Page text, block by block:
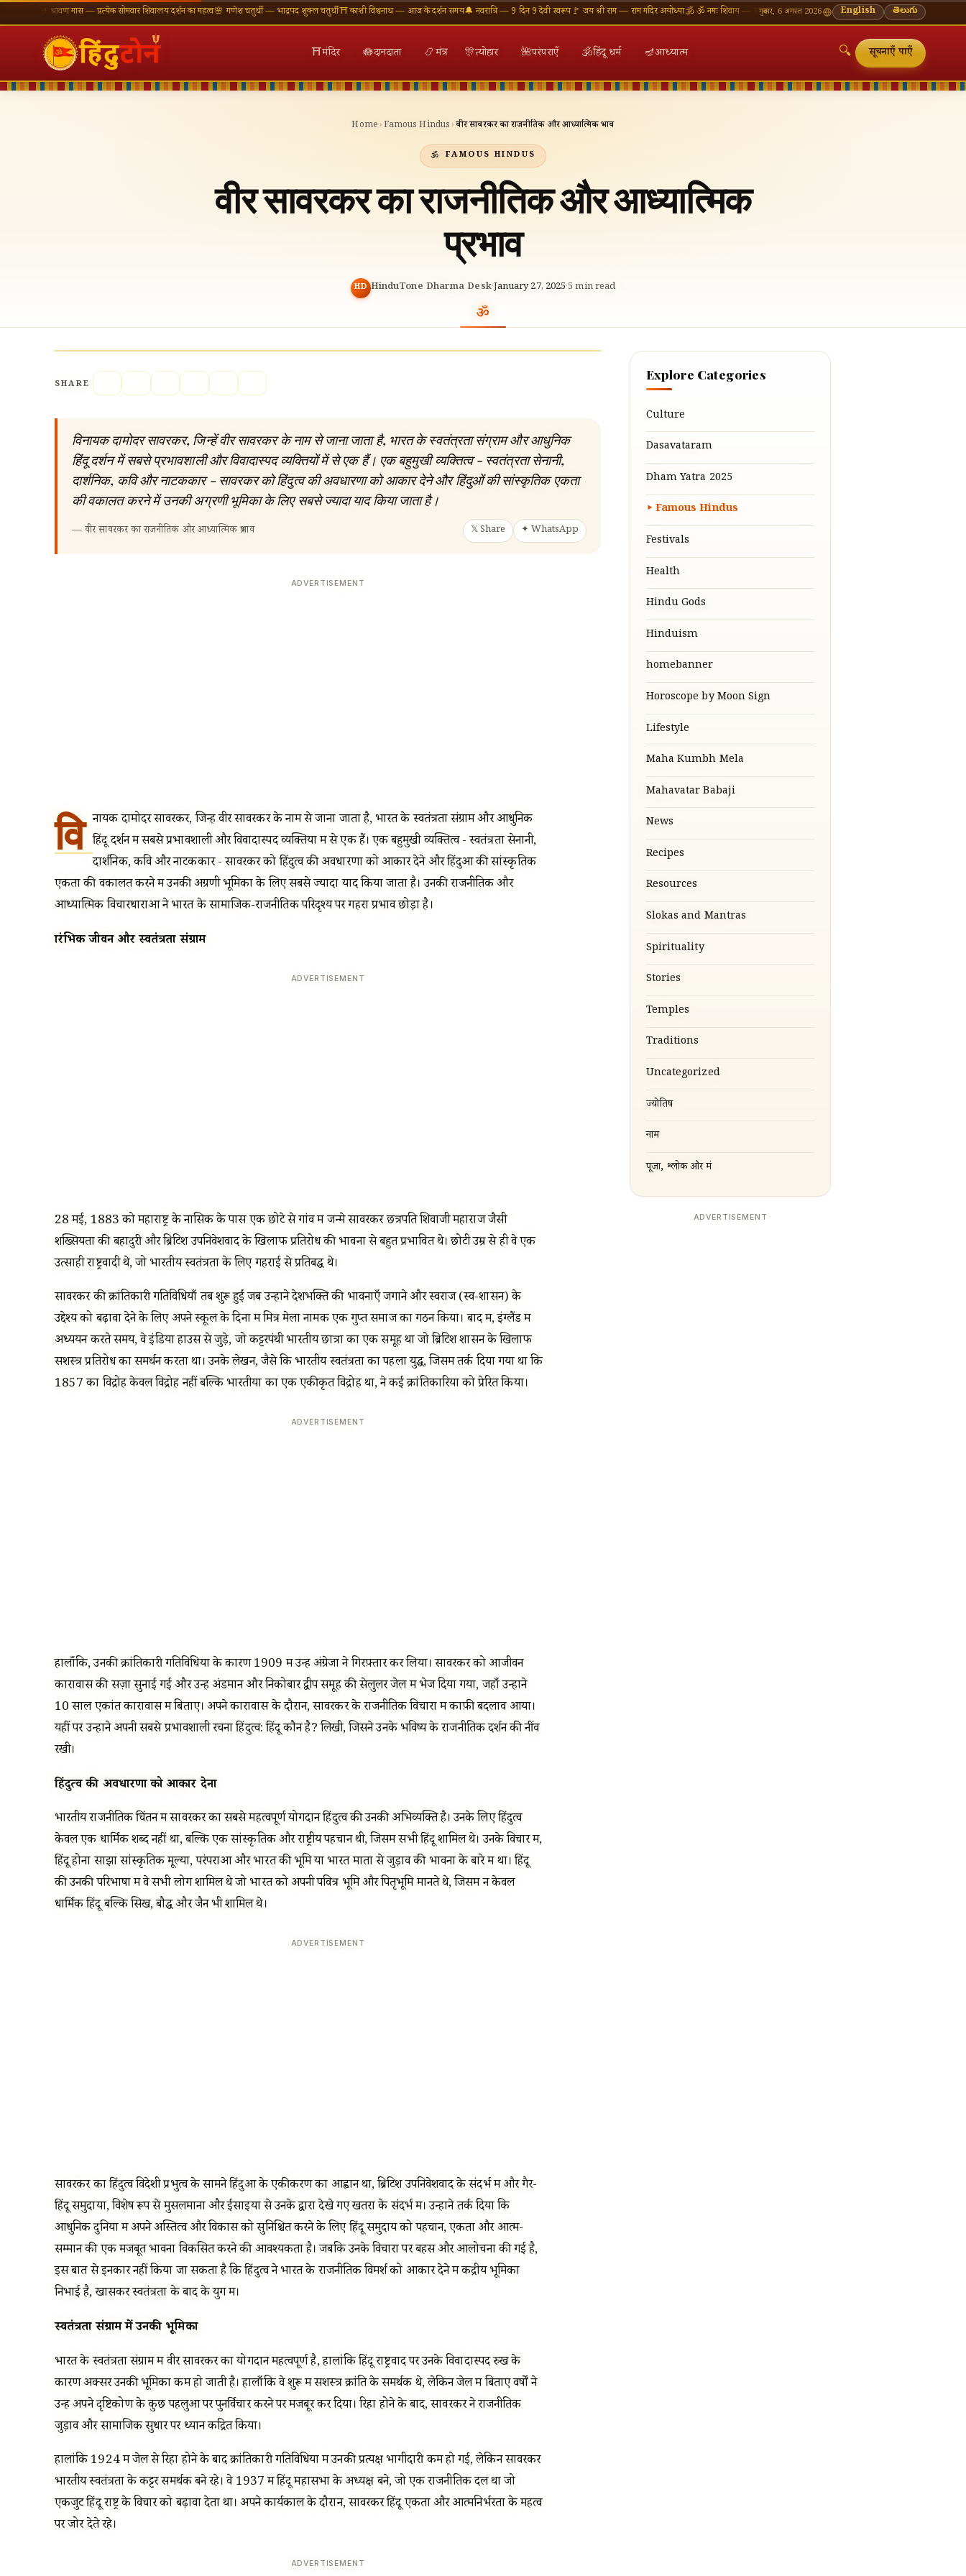
श्रावण मास — प्रत्येक सोमवार शिवालय दर्शन का महत्व🌸 गणेश चतुर्थी — भाद्रपद शुक्ल चतुर्थी ⛩ काशी विश्वनाथ — आज के दर्शन समय🔔 नवरात्रि — 9 दिन 9 देवी स्वरूप🚩 जय श्री राम — राम मंदिर अयोध्या🕉 ॐ नमः शिवाय — सोमवार व्रत की शुभकामनाएँ🪔 श्रावण मास — प्रत्येक सोमवार शिवालय दर्शन का
गुरुवार, 6 अगस्त 2026 English తెలుగు
⛩मंदिर 🪷दानदाता 📿मंत्र 🎊त्योहार 🌺परंपराएँ 🕉हिंदू धर्म 🪔आध्यात्म 🔍 सूचनाएँ पाएँ
Home ›Famous Hindus ›वीर सावरकर का राजनीतिक और आध्यात्मिक प्रभाव
FAMOUS HINDUS
वीर सावरकर का राजनीतिक और आध्यात्मिक
प्रभाव
HD HinduTone Dharma Desk·January 27, 2025·5 min read
SHARE
विनायक दामोदर सावरकर, जिन्हें वीर सावरकर के नाम से जाना जाता है, भारत के स्वतंत्रता संग्राम और आधुनिक
हिंदू दर्शन में सबसे प्रभावशाली और विवादास्पद व्यक्तियों में से एक हैं। एक बहुमुखी व्यक्तित्व - स्वतंत्रता सेनानी,
दार्शनिक, कवि और नाटककार - सावरकर को हिंदुत्व की अवधारणा को आकार देने और हिंदुओं की सांस्कृतिक एकता
की वकालत करने में उनकी अग्रणी भूमिका के लिए सबसे ज्यादा याद किया जाता है।
—वीर सावरकर का राजनीतिक और आध्यात्मिक प्रभाव 𝕏 Share ✦ WhatsApp
ADVERTISEMENT
वि नायक दामोदर सावरकर, जिन्हें वीर सावरकर के नाम से जाना जाता है, भारत के स्वतंत्रता संग्राम और आधुनिक
हिंदू दर्शन में सबसे प्रभावशाली और विवादास्पद व्यक्तियों में से एक हैं। एक बहुमुखी व्यक्तित्व - स्वतंत्रता सेनानी,
दार्शनिक, कवि और नाटककार - सावरकर को हिंदुत्व की अवधारणा को आकार देने और हिंदुओं की सांस्कृतिक
एकता की वकालत करने में उनकी अग्रणी भूमिका के लिए सबसे ज्यादा याद किया जाता है। उनकी राजनीतिक और
आध्यात्मिक विचारधाराओं ने भारत के सामाजिक-राजनीतिक परिदृश्य पर गहरा प्रभाव छोड़ा है।
प्रारंभिक जीवन और स्वतंत्रता संग्राम
ADVERTISEMENT
28 मई, 1883 को महाराष्ट्र के नासिक के पास एक छोटे से गांव में जन्मे सावरकर छत्रपति शिवाजी महाराज जैसी
शख्सियतों की बहादुरी और ब्रिटिश उपनिवेशवाद के खिलाफ प्रतिरोध की भावना से बहुत प्रभावित थे। छोटी उम्र से ही वे एक
उत्साही राष्ट्रवादी थे, जो भारतीय स्वतंत्रता के लिए गहराई से प्रतिबद्ध थे।
सावरकर की क्रांतिकारी गतिविधियाँ तब शुरू हुईं जब उन्होंने देशभक्ति की भावनाएँ जगाने और स्वराज (स्व-शासन) के
उद्देश्य को बढ़ावा देने के लिए अपने स्कूल के दिनों में मित्र मेला नामक एक गुप्त समाज का गठन किया। बाद में, इंग्लैंड में
अध्ययन करते समय, वे इंडिया हाउस से जुड़े, जो कट्टरपंथी भारतीय छात्रों का एक समूह था जो ब्रिटिश शासन के खिलाफ
सशस्त्र प्रतिरोध का समर्थन करता था। उनके लेखन, जैसे कि भारतीय स्वतंत्रता का पहला युद्ध, जिसमें तर्क दिया गया था कि
1857 का विद्रोह केवल विद्रोह नहीं बल्कि भारतीयों का एक एकीकृत विद्रोह था, ने कई क्रांतिकारियों को प्रेरित किया।
ADVERTISEMENT
हालाँकि, उनकी क्रांतिकारी गतिविधियों के कारण 1909 में उन्हें अंग्रेजों ने गिरफ़्तार कर लिया। सावरकर को आजीवन
कारावास की सज़ा सुनाई गई और उन्हें अंडमान और निकोबार द्वीप समूह की सेलुलर जेल में भेज दिया गया, जहाँ उन्होंने
10 साल एकांत कारावास में बिताए। अपने कारावास के दौरान, सावरकर के राजनीतिक विचारों में काफ़ी बदलाव आया।
यहीं पर उन्होंने अपनी सबसे प्रभावशाली रचना हिंदुत्व: हिंदू कौन है? लिखी, जिसने उनके भविष्य के राजनीतिक दर्शन की नींव
रखी।
हिंदुत्व की अवधारणा को आकार देना
भारतीय राजनीतिक चिंतन में सावरकर का सबसे महत्वपूर्ण योगदान हिंदुत्व की उनकी अभिव्यक्ति है। उनके लिए हिंदुत्व
केवल एक धार्मिक शब्द नहीं था, बल्कि एक सांस्कृतिक और राष्ट्रीय पहचान थी, जिसमें सभी हिंदू शामिल थे। उनके विचार में,
हिंदू होना साझा सांस्कृतिक मूल्यों, परंपराओं और भारत की भूमि या भारत माता से जुड़ाव की भावना के बारे में था। हिंदू
की उनकी परिभाषा में वे सभी लोग शामिल थे जो भारत को अपनी पवित्र भूमि और पितृभूमि मानते थे, जिसमें न केवल
धार्मिक हिंदू बल्कि सिख, बौद्ध और जैन भी शामिल थे।
ADVERTISEMENT
सावरकर का हिंदुत्व विदेशी प्रभुत्व के सामने हिंदुओं के एकीकरण का आह्वान था, ब्रिटिश उपनिवेशवाद के संदर्भ में और गैर-
हिंदू समुदायों, विशेष रूप से मुसलमानों और ईसाइयों से उनके द्वारा देखे गए खतरों के संदर्भ में। उन्होंने तर्क दिया कि
आधुनिक दुनिया में अपने अस्तित्व और विकास को सुनिश्चित करने के लिए हिंदू समुदाय को पहचान, एकता और आत्म-
सम्मान की एक मजबूत भावना विकसित करने की आवश्यकता है। जबकि उनके विचारों पर बहस और आलोचना की गई है,
इस बात से इनकार नहीं किया जा सकता है कि हिंदुत्व ने भारत के राजनीतिक विमर्श को आकार देने में केंद्रीय भूमिका
निभाई है, खासकर स्वतंत्रता के बाद के युग में।
स्वतंत्रता संग्राम में उनकी भूमिका
भारत के स्वतंत्रता संग्राम में वीर सावरकर का योगदान महत्वपूर्ण है, हालांकि हिंदू राष्ट्रवाद पर उनके विवादास्पद रुख के
कारण अक्सर उनकी भूमिका कम हो जाती है। हालाँकि वे शुरू में सशस्त्र क्रांति के समर्थक थे, लेकिन जेल में बिताए वर्षों ने
उन्हें अपने दृष्टिकोण के कुछ पहलुओं पर पुनर्विचार करने पर मजबूर कर दिया। रिहा होने के बाद, सावरकर ने राजनीतिक
जुड़ाव और सामाजिक सुधार पर ध्यान केंद्रित किया।
हालांकि 1924 में जेल से रिहा होने के बाद क्रांतिकारी गतिविधियों में उनकी प्रत्यक्ष भागीदारी कम हो गई, लेकिन सावरकर
भारतीय स्वतंत्रता के कट्टर समर्थक बने रहे। वे 1937 में हिंदू महासभा के अध्यक्ष बने, जो एक राजनीतिक दल था जो
एकजुट हिंदू राष्ट्र के विचार को बढ़ावा देता था। अपने कार्यकाल के दौरान, सावरकर हिंदू एकता और आत्मनिर्भरता के महत्व
पर जोर देते रहे।
ADVERTISEMENT
Explore Categories
Culture
Dasavataram
Dham Yatra 2025
Famous Hindus
Festivals
Health
Hindu Gods
Hinduism
homebanner
Horoscope by Moon Sign
Lifestyle
Maha Kumbh Mela
Mahavatar Babaji
News
Recipes
Resources
Slokas and Mantras
Spirituality
Stories
Temples
Traditions
Uncategorized
ज्योतिष
नाम
पूजा, श्लोक और मंत्र
ADVERTISEMENT